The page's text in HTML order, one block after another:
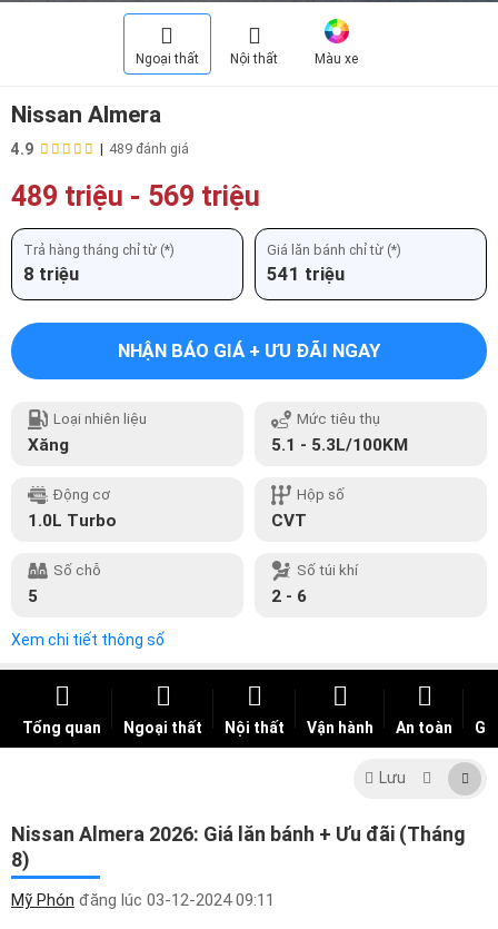
Ngoại thất Nội thất Màu xe
Nissan Almera
4.9 | 489 đánh giá
489 triệu - 569 triệu
Trả hàng tháng chỉ từ (*)
8 triệu
Giá lăn bánh chỉ từ (*)
541 triệu
NHẬN BÁO GIÁ + ƯU ĐÃI NGAY
Loại nhiên liệu
Xăng
Mức tiêu thụ
5.1 - 5.3L/100KM
Động cơ
1.0L Turbo
Hộp số
CVT
Số chỗ
5
Số túi khí
2 - 6
Xem chi tiết thông số
Tổng quan Ngoại thất Nội thất Vận hành An toàn
Lưu
Nissan Almera 2026: Giá lăn bánh + Ưu đãi (Tháng
8)
Mỹ Phón đăng lúc 03-12-2024 09:11